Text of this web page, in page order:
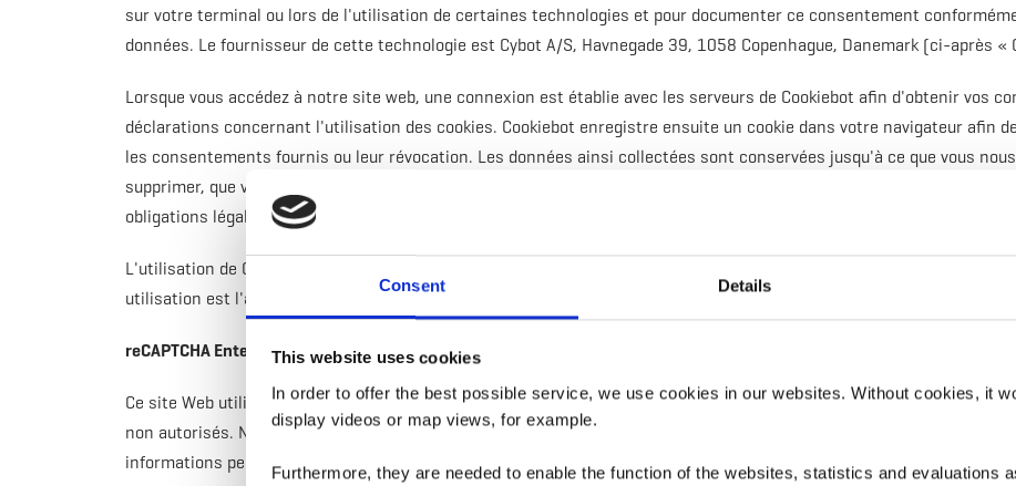
Consent Details
This website uses cookies
In order to offer the best possible service, we use cookies in our websites. Without cookies, it
display videos or map views, for example.
Furthermore, they are needed to enable the function of the websites, statistics and evaluations
sur votre terminal ou lors de l'utilisation de certaines technologies et pour documenter ce consentement
données. Le fournisseur de cette technologie est Cybot A/S, Havnegade 39, 1058 Copenhague, Danemark (ci-après «
Lorsque vous accédez à notre site web, une connexion est établie avec les serveurs de Cookiebot afin d'obtenir vos
déclarations concernant l'utilisation des cookies. Cookiebot enregistre ensuite un cookie dans votre navigateur afin
les consentements fournis ou leur révocation. Les données ainsi collectées sont conservées jusqu'à ce que vous
supprimer, que vous supprimiez vous-même le cookie de Cookiebot ou que la finalité de la conservation des données
obligations légales impératives en matière de conservation des données ne sont pas affectées.
L'utilisation de Cookiebot permet d'obtenir les consentements requis par la loi pour l'utilisation de cookies. La base
utilisation est l'article 6, paragraphe 1, point c du RGPD.
reCAPTCHA Enterprise
Ce site Web utilise reCAPTCHA Enterprise comme mesure de sécurité pour protéger nos formulaires contre les
non autorisés. Nos intérêts légitimes dans l'utilisation de reCAPTCHA Enterprise sont d'assurer la sécurité de notre
informations personnelles de nos utilisateurs et de prévenir les activités frauduleuses. reCAPTCHA Enterprise est